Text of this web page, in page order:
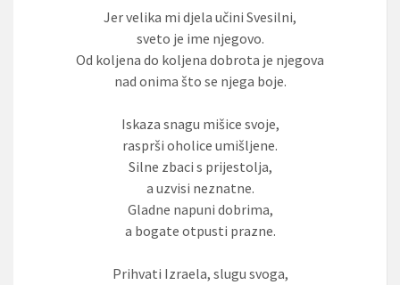
Jer velika mi djela učini Svesilni,
sveto je ime njegovo.
Od koljena do koljena dobrota je njegova
nad onima što se njega boje.
Iskaza snagu mišice svoje,
rasprši oholice umišljene.
Silne zbaci s prijestolja,
a uzvisi neznatne.
Gladne napuni dobrima,
a bogate otpusti prazne.
Prihvati Izraela, slugu svoga,